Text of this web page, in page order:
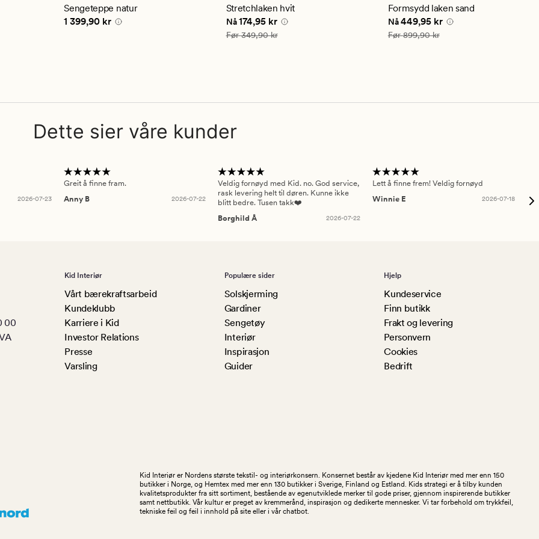
Sengeteppe natur
Pris 1 399,90 kr
1 399,90 kr
gjennomsnittlig
vurdering
på
4.5
Stretchlaken hvit
Nåværende pris
Nå 174,95 kr
Vanlig pris 349,90 kr
Før349,90 kr
gjennomsnittlig
vurdering
på
5
Formsydd laken sand
Nåværende pris
Nå 449,95 kr
Vanlig pris 899,90 kr
Før899,90 kr
Dette sier våre kunder
2026-07-23
Greit å finne fram.
Anny B
2026-07-22
Veldig fornøyd med Kid. no. God service,
rask levering helt til døren. Kunne ikke
blitt bedre. Tusen takk❤️
Borghild Å
2026-07-22
Lett å finne frem! Veldig fornøyd
Winnie E
2026-07-18
00
Kid Interiør
Vårt bærekraftsarbeid
Kundeklubb
Karriere i Kid
Investor Relations
Presse
Varsling
Populære sider
Solskjerming
Gardiner
Sengetøy
Interiør
Inspirasjon
Guider
Hjelp
Kundeservice
Finn butikk
Frakt og levering
Personvern
Cookies
Bedrift
Kid Interiør er Nordens største tekstil- og interiørkonsern. Konsernet består av kjedene Kid Interiør med mer enn 150
butikker i Norge, og Hemtex med mer enn 130 butikker i Sverige, Finland og Estland. Kids strategi er å tilby kunden
kvalitetsprodukter fra sitt sortiment, bestående av egenutviklede merker til gode priser, gjennom inspirerende butikker
samt nettbutikk. Vår kultur er preget av kremmerånd, inspirasjon og dedikerte mennesker. Vi tar forbehold om trykkfeil,
tekniske feil og feil i innhold på site eller i vår chatbot.